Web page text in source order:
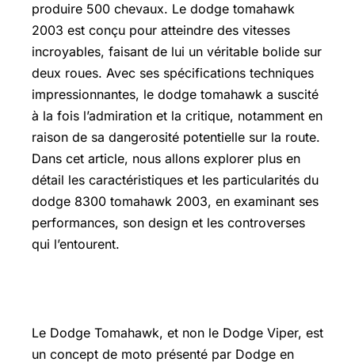
produire 500 chevaux. Le dodge tomahawk
2003 est conçu pour atteindre des vitesses
incroyables, faisant de lui un véritable bolide sur
deux roues. Avec ses spécifications techniques
impressionnantes, le dodge tomahawk a suscité
à la fois l’admiration et la critique, notamment en
raison de sa dangerosité potentielle sur la route.
Dans cet article, nous allons explorer plus en
détail les caractéristiques et les particularités du
dodge 8300 tomahawk 2003, en examinant ses
performances, son design et les controverses
qui l’entourent.
Le Dodge Tomahawk, et non le Dodge Viper, est
un concept de moto présenté par Dodge en